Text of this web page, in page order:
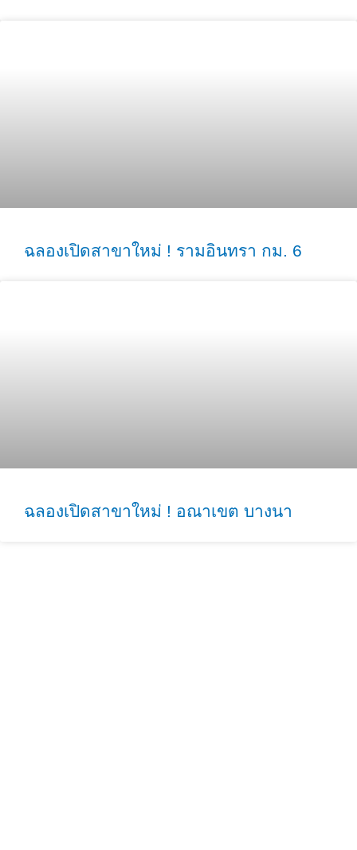
ฉลองเปิดสาขาใหม่ ! รามอินทรา กม. 6
ฉลองเปิดสาขาใหม่ ! อณาเขต บางนา